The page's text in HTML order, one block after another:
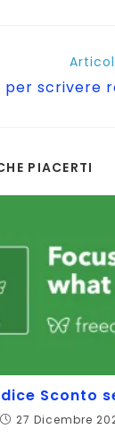
per scrivere
PIACERTI
Sconto
27 Dicembre